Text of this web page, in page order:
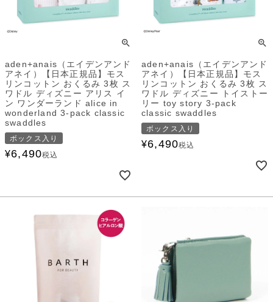
aden+anais（エイデンアンド
アネイ）【日本正規品】モス
リンコットン おくるみ 3枚 ス
ワドル ディズニー アリス イ
ン ワンダーランド alice in
wonderland 3-pack classic
swaddles
ボックス入り
¥6,490税込
aden+anais（エイデンアンド
アネイ）【日本正規品】モス
リンコットン おくるみ 3枚 ス
ワドル ディズニー トイストー
リー toy story 3-pack
classic swaddles
ボックス入り
¥6,490税込